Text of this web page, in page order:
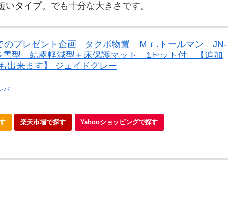
タイプ。でも十分な大きさです。
のプレゼント企画 タクボ物置 Ｍｒ.トールマン JN-
型 結露軽減型＋床保護マット 1セット付 【追加
出来ます】 ジェイドグレー
バ
楽天市場で探す Yahooショッピングで探す